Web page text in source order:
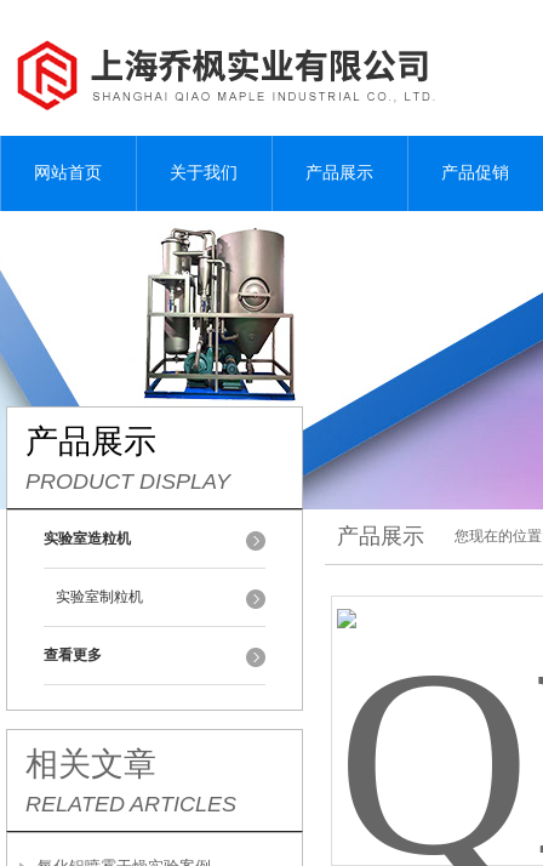
网站首页 关于我们 产品展示 产品促销
产品展示
PRODUCT DISPLAY
实验室造粒机
实验室制粒机
查看更多
相关文章
RELATED ARTICLES
产品展示 您现在的位